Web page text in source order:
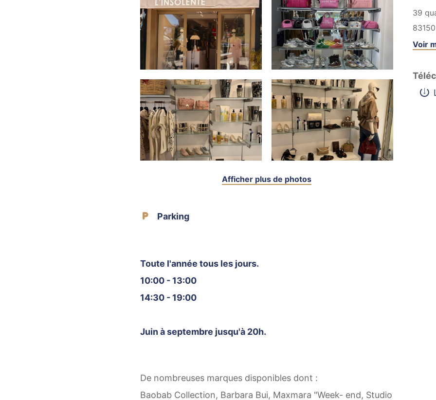
Afficher plus de photos
Parking
Toute l'année tous les jours.
10:00 - 13:00
14:30 - 19:00
Juin à septembre jusqu'à 20h.
De nombreuses marques disponibles dont :
Baobab Collection, Barbara Bui, Maxmara "Week- end, Studio
39
83150
Voir